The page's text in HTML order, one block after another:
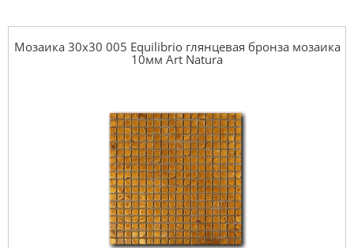
Мозаика 30x30 005 Equilibrio глянцевая бронза мозаика
10мм Art Natura